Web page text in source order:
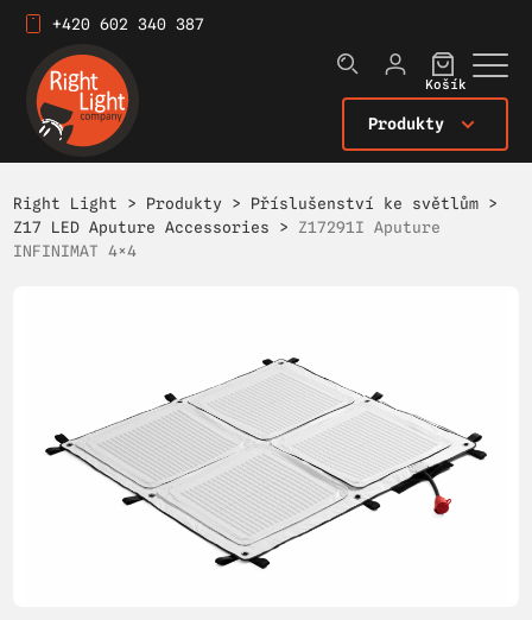
+420 602 340 387
Produkty
Košík
Right Light > Produkty > Příslušenství ke světlům >
Z17 LED Aputure Accessories > Z17291I Aputure
INFINIMAT 4×4